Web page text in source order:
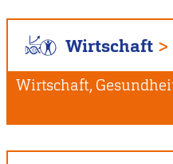
Wirtschaft
Wirtschaft,